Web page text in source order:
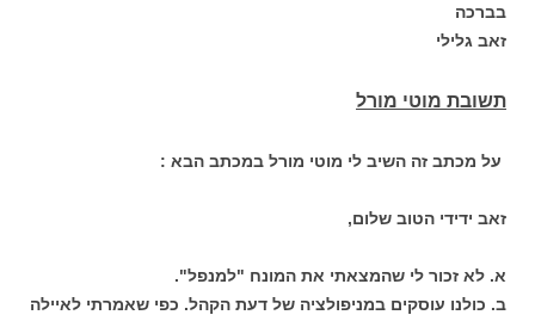
בברכה
זאב גלילי
תשובת מוטי מורל
על מכתב זה השיב לי מוטי מורל במכתב הבא :
זאב ידידי הטוב שלום,
א. לא זכור לי שהמצאתי את המונח "למנפל".
ב. כולנו עוסקים במניפולציה של דעת הקהל. כפי שאמרתי לאיילה